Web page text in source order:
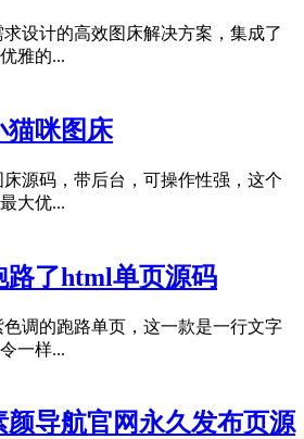
设计的高效图床解决方案，集成了
雅的...
猫咪图床
源码，带后台，可操作性强，这个
大优...
路了html单页源码
色调的跑路单页，这一款是一行文字
一样...
颜导航官网永久发布页源